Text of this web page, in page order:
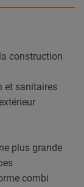
construction
et sanitaires
plus grande
combi